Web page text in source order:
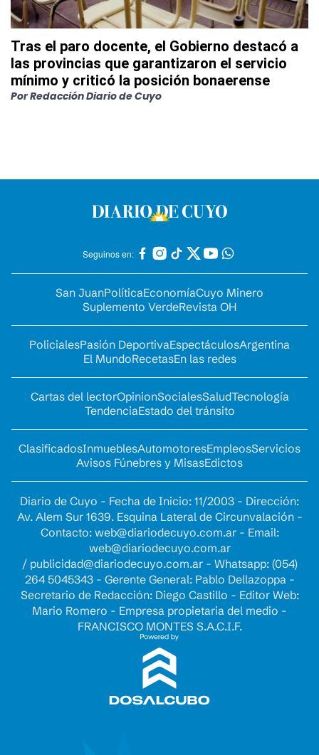
Tras el paro docente, el Gobierno destacó a
las provincias que garantizaron el servicio
mínimo y criticó la posición bonaerense
PorRedacción Diario de Cuyo
Seguinos en:
San JuanPolíticaEconomíaCuyo Minero
Suplemento VerdeRevista OH
PolicialesPasión DeportivaEspectáculosArgentina
El MundoRecetasEn las redes
Cartas del lectorOpinionSocialesSaludTecnología
TendenciaEstado del tránsito
ClasificadosInmueblesAutomotoresEmpleosServicios
Avisos Fúnebres y MisasEdictos
Diario de Cuyo - Fecha de Inicio: 11/2003 - Dirección:
Av. Alem Sur 1639. Esquina Lateral de Circunvalación -
Contacto: web@diariodecuyo.com.ar- Email:
web@diariodecuyo.com.ar
/ publicidad@diariodecuyo.com.ar- Whatsapp: (054)
264 5045343 - Gerente General: Pablo Dellazoppa -
Secretario de Redacción: Diego Castillo - Editor Web:
Mario Romero - Empresa propietaria del medio -
FRANCISCO MONTES S.A.C.I.F.